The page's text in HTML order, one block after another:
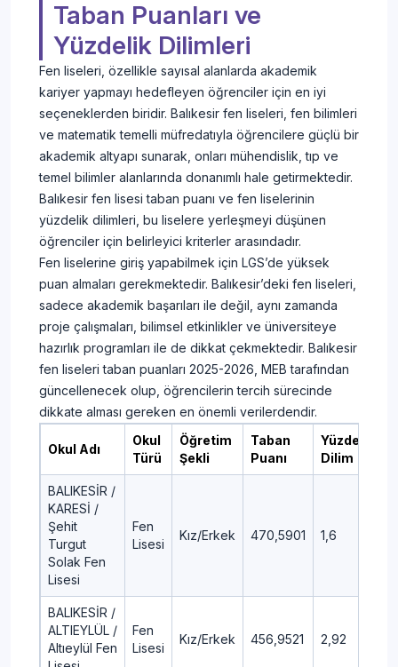
Taban Puanları ve
Yüzdelik Dilimleri
Fen liseleri, özellikle sayısal alanlarda akademik
kariyer yapmayı hedefleyen öğrenciler için en iyi
seçeneklerden biridir. Balıkesir fen liseleri, fen bilimleri
ve matematik temelli müfredatıyla öğrencilere güçlü bir
akademik altyapı sunarak, onları mühendislik, tıp ve
temel bilimler alanlarında donanımlı hale getirmektedir.
Balıkesir fen lisesi taban puanı ve fen liselerinin
yüzdelik dilimleri, bu liselere yerleşmeyi düşünen
öğrenciler için belirleyici kriterler arasındadır.
Fen liselerine giriş yapabilmek için LGS’de yüksek
puan almaları gerekmektedir. Balıkesir’deki fen liseleri,
sadece akademik başarıları ile değil, aynı zamanda
proje çalışmaları, bilimsel etkinlikler ve üniversiteye
hazırlık programları ile de dikkat çekmektedir. Balıkesir
fen liseleri taban puanları 2025-2026, MEB tarafından
güncellenecek olup, öğrencilerin tercih sürecinde
dikkate alması gereken en önemli verilerdendir.
Okul Adı
Okul
Türü
Öğretim
Şekli
Taban
Puanı
Yüzdelik
Dilim
BALIKESİR /
KARESİ /
Şehit
Turgut
Solak Fen
Lisesi
Fen
Lisesi
Kız/Erkek 470,5901 1,6
BALIKESİR /
ALTIEYLÜL /
Altıeylül Fen
Fen
Lisesi
Kız/Erkek 456,9521 2,92